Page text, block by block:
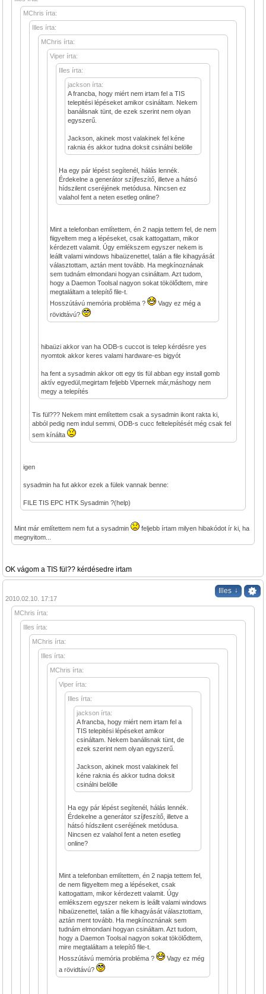
MChris írta:
Illes írta:
MChris írta:
Viper írta:
Illes írta:
jackson írta:
A francba, hogy miért nem irtam fel a TIS
telepitési lépéseket amikor csináltam. Nekem
banálisnak tünt, de ezek szerint nem olyan
egyszerű.
Jackson, akinek most valakinek fel kéne
raknia és akkor tudna doksit csinálni belölle
Ha egy pár lépést segítenél, hálás lennék.
Érdekelne a generátor szíjfeszítő, illetve a hátsó
hídszilent cseréjének metódusa. Nincsen ez
valahol fent a neten esetleg online?
Mint a telefonban említettem, én 2 napja tettem fel, de nem
fiigyeltem meg a lépéseket, csak kattogattam, mikor
kérdezett valamit. Úgy emlékszem egyszer nekem is
leállt valami windows hibaüzenettel, talán a file kihagyását
választottam, aztán ment tovább. Ha megkínoznának
sem tudnám elmondani hogyan csináltam. Azt tudom,
hogy a Daemon Toolsal nagyon sokat tökölődtem, mire
megtaláltam a telepítő file-t.
Hosszútávú memória probléma ?
Vagy ez még a
rövidtávú?
hibaüzi akkor van ha ODB-s cuccot is telep kérdésre yes
nyomtok akkor keres valami hardware-es bigyót
ha fent a sysadmin akkor ott egy tis fül abban egy install gomb
aktív egyedül,megirtam feljebb Vipernek már,máshogy nem
megy a telepítés
Tis fül??? Nekem mint említettem csak a sysadmin ikont rakta ki,
abból pedig nem indul semmi, ODB-s cucc feltelepítését még csak fel
sem kínálta
igen
sysadmin ha fut akkor ezek a fülek vannak benne:
FILE TIS EPC HTK Sysadmin ?(help)
Mint már említettem nem fut a sysadmin
feljebb írtam milyen hibakódot ír ki, ha
megnyitom...
OK vágom a TIS fül?? kérdésedre irtam
Illes ↓
2010.02.10. 17:17
MChris írta:
Illes írta:
MChris írta:
Illes írta:
MChris írta:
Viper írta:
Illes írta:
jackson írta:
A francba, hogy miért nem irtam fel a
TIS telepitési lépéseket amikor
csináltam. Nekem banálisnak tünt, de
ezek szerint nem olyan egyszerű.
Jackson, akinek most valakinek fel
kéne raknia és akkor tudna doksit
csinálni belölle
Ha egy pár lépést segítenél, hálás lennék.
Érdekelne a generátor szíjfeszítő, illetve a
hátsó hídszilent cseréjének metódusa.
Nincsen ez valahol fent a neten esetleg
online?
Mint a telefonban említettem, én 2 napja tettem fel,
de nem fiigyeltem meg a lépéseket, csak
kattogattam, mikor kérdezett valamit. Úgy
emlékszem egyszer nekem is leállt valami windows
hibaüzenettel, talán a file kihagyását választottam,
aztán ment tovább. Ha megkínoznának sem
tudnám elmondani hogyan csináltam. Azt tudom,
hogy a Daemon Toolsal nagyon sokat tökölődtem,
mire megtaláltam a telepítő file-t.
Hosszútávú memória probléma ?
Vagy ez még
a rövidtávú?